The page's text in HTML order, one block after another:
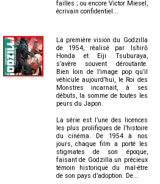
failles ; ou encore Victor Miesel,
écrivain confidentiel...
La première vision du Godzilla
de 1954, réalisé par Ishirō
Honda et Eiji Tsuburaya,
s’avère souvent déroutante.
Bien loin de l’image pop qu’il
véhicule aujourd’hui, le Roi des
Monstres incarnait, à ses
débuts, la somme de toutes les
peurs du Japon.
La série est l’une des licences
les plus prolifiques de l’histoire
du cinéma. De 1954 à nos
jours, chaque film a porté les
stigmates de son époque,
faisant de Godzilla un précieux
témoin historique du mal-être
de son pays d’adoption. De...